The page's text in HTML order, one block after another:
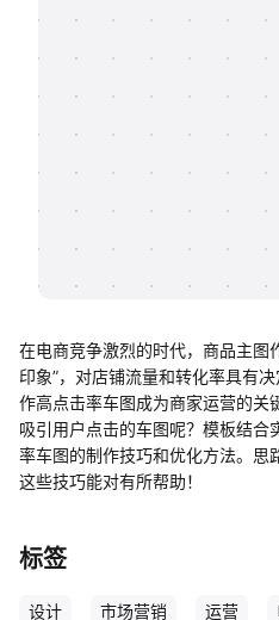
支持
知识分享社区
在电商竞争激烈的时代，商品主图
印象”，对店铺流量和转化率具有
作高点击率车图成为商家运营的关
吸引用户点击的车图呢？模板结合
率车图的制作技巧和优化方法。思
这些技巧能对有所帮助！
标签
设计 市场营销 运营